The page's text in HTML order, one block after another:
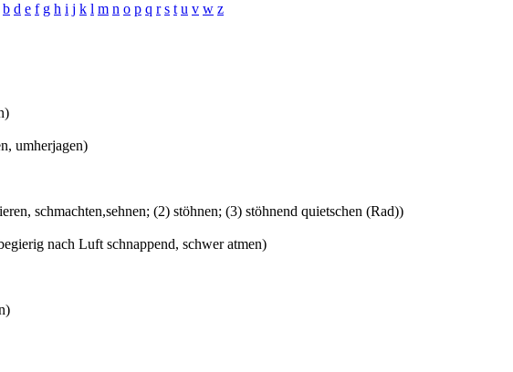
b d e f g h i j k l m n o p q r s t u v w z
umherjagen)
schmachten,sehnen; (2) stöhnen; (3) stöhnend quietschen (Rad))
nach Luft schnappend, schwer atmen)